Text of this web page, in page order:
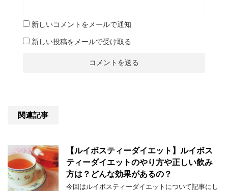
新しいコメントをメールで通知
新しい投稿をメールで受け取る
関連記事
【ルイボスティーダイエット】ルイボス
ティーダイエットのやり方や正しい飲み
方は？どんな効果があるの？
今回はルイボスティーダイエットについて記事にし